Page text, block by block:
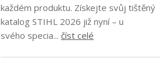
každém produktu. Získejte svůj tištěný
katalog STIHL 2026 již nyní – u
svého specia... číst celé